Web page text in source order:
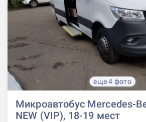
еще 4 фото
Микроавтобус Mercedes-
NEW (VIP), 18-19 мест